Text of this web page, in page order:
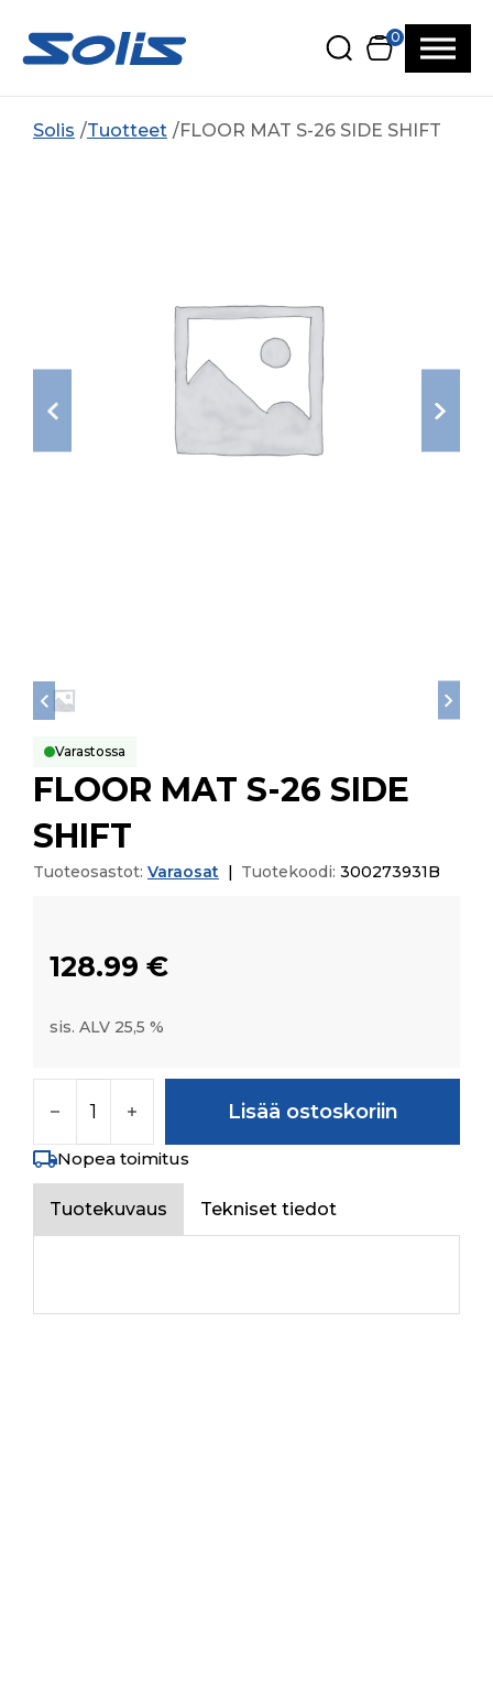
0
Solis Tuotteet FLOOR MAT S-26 SIDE SHIFT
Varastossa
FLOOR MAT S-26 SIDE
SHIFT
Tuoteosastot: Varaosat Tuotekoodi: 300273931B
128.99 €
sis. ALV 25,5 %
Lisää ostoskoriin
Nopea toimitus
Tuotekuvaus Tekniset tiedot